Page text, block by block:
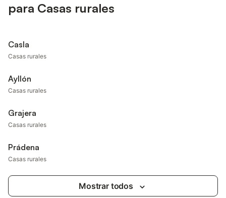
para Casas rurales
Casla
Casas rurales
Ayllón
Casas rurales
Grajera
Casas rurales
Prádena
Casas rurales
Mostrar todos